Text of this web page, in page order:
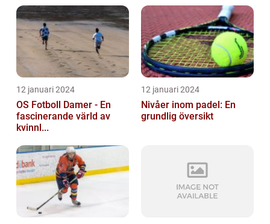
12 januari 2024
OS Fotboll Damer - En
fascinerande värld av
kvinnl...
12 januari 2024
Nivåer inom padel: En
grundlig översikt